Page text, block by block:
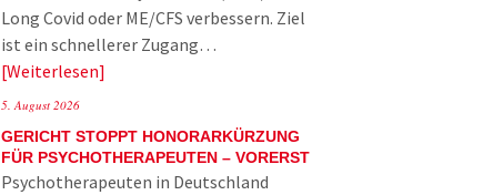
Long Covid oder ME/CFS verbessern. Ziel
ist ein schnellerer Zugang…
Weiterlesen
5. August 2026
GERICHT STOPPT HONORARKÜRZUNG
FÜR PSYCHOTHERAPEUTEN – VORERST
Psychotherapeuten in Deutschland